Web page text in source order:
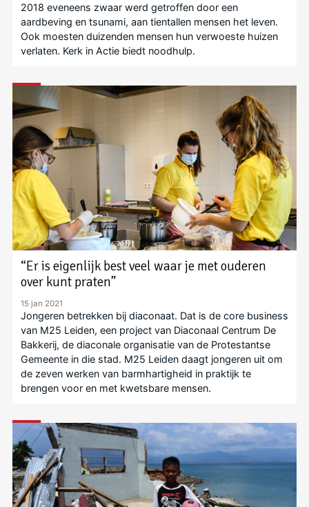
2018 eveneens zwaar werd getroffen door een
aardbeving en tsunami, aan tientallen mensen het leven.
Ook moesten duizenden mensen hun verwoeste huizen
verlaten. Kerk in Actie biedt noodhulp.
“Er is eigenlijk best veel waar je met ouderen
over kunt praten”
15 jan 2021
Jongeren betrekken bij diaconaat. Dat is de core business
van M25 Leiden, een project van Diaconaal Centrum De
Bakkerij, de diaconale organisatie van de Protestantse
Gemeente in die stad. M25 Leiden daagt jongeren uit om
de zeven werken van barmhartigheid in praktijk te
brengen voor en met kwetsbare mensen.